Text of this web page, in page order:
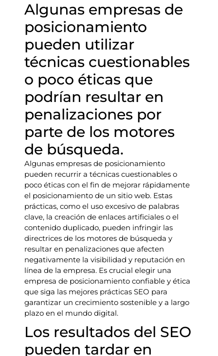
Algunas empresas de
posicionamiento
pueden utilizar
técnicas cuestionables
o poco éticas que
podrían resultar en
penalizaciones por
parte de los motores
de búsqueda.
Algunas empresas de posicionamiento
pueden recurrir a técnicas cuestionables o
poco éticas con el fin de mejorar rápidamente
el posicionamiento de un sitio web. Estas
prácticas, como el uso excesivo de palabras
clave, la creación de enlaces artificiales o el
contenido duplicado, pueden infringir las
directrices de los motores de búsqueda y
resultar en penalizaciones que afecten
negativamente la visibilidad y reputación en
línea de la empresa. Es crucial elegir una
empresa de posicionamiento confiable y ética
que siga las mejores prácticas SEO para
garantizar un crecimiento sostenible y a largo
plazo en el mundo digital.
Los resultados del SEO
pueden tardar en